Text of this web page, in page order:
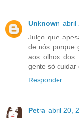
Unknown abril
Julgo que
de nós porque
aos olhos dos
gente só cuidar
Responder
Petra abril 20,